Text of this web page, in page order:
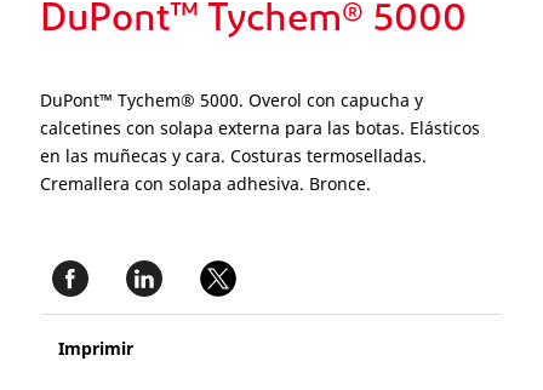
DuPont™ Tychem® 5000
DuPont™ Tychem® 5000. Overol con capucha y
calcetines con solapa externa para las botas. Elásticos
en las muñecas y cara. Costuras termoselladas.
Cremallera con solapa adhesiva. Bronce.
Imprimir